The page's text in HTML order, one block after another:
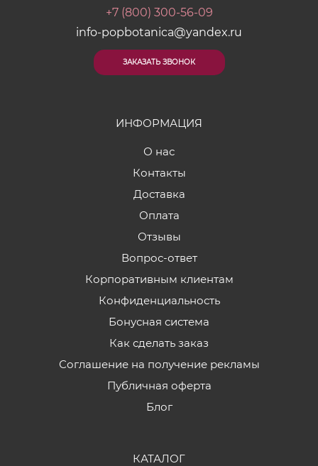
+7 (800) 300-56-09
info-popbotanica@yandex.ru
ЗАКАЗАТЬ ЗВОНОК
ИНФОРМАЦИЯ
О нас
Контакты
Доставка
Оплата
Отзывы
Вопрос-ответ
Корпоративным клиентам
Конфиденциальность
Бонусная система
Как сделать заказ
Соглашение на получение рекламы
Публичная оферта
Блог
КАТАЛОГ